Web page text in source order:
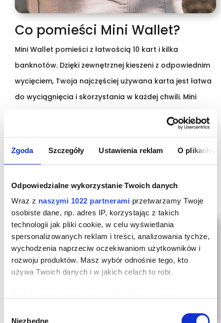
Zgoda Szczegóły Ustawienia reklam O plikach
Odpowiedzialne wykorzystanie Twoich danych
Wraz z naszymi 1022 partnerami przetwarzamy Twoje
osobiste dane, np. adres IP, korzystając z takich
technologii jak pliki cookie, w celu wyświetlania
spersonalizowanych reklam i treści, analizowania tychże,
wychodzenia naprzeciw oczekiwaniom użytkowników i
rozwoju produktów. Masz wybór odnośnie tego, kto
używa Twoich danych i w jakich celach to robi.
geograficznej z dokładnością nawet do kilku metrów
Niezbędne
Co pomieści Mini Wallet?
Mini Wallet pomieści z łatwością 10 kart i kilka
banknotów. Dzięki zewnętrznej kieszeni z odpowiednim
wycięciem, Twoja najczęściej używana karta jest łatwa
do wyciągnięcia i skorzystania w każdej chwili. Mini
kieszeni spodni. Świetnie sprawdza się dla osób